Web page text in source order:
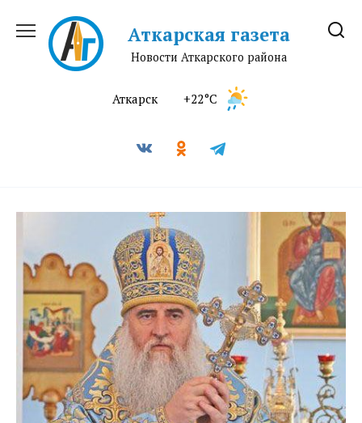
содержанию
Аткарская газета
Новости Аткарского района
Аткарск +22°C